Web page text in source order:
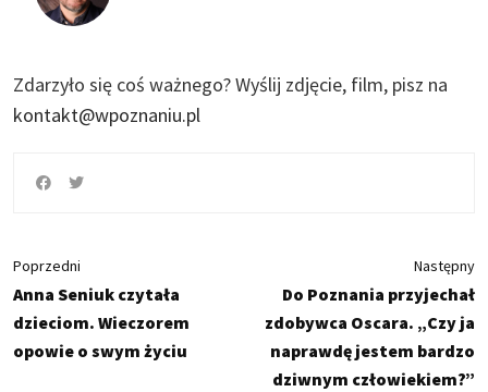
Zdarzyło się coś ważnego?Wyślij zdjęcie, film, pisz na
kontakt@wpoznaniu.pl
Poprzedni
Anna Seniuk czytała
dzieciom. Wieczorem
opowie o swym życiu
Następny
Do Poznania przyjechał
zdobywca Oscara. „Czy ja
naprawdę jestem bardzo
dziwnym człowiekiem?”